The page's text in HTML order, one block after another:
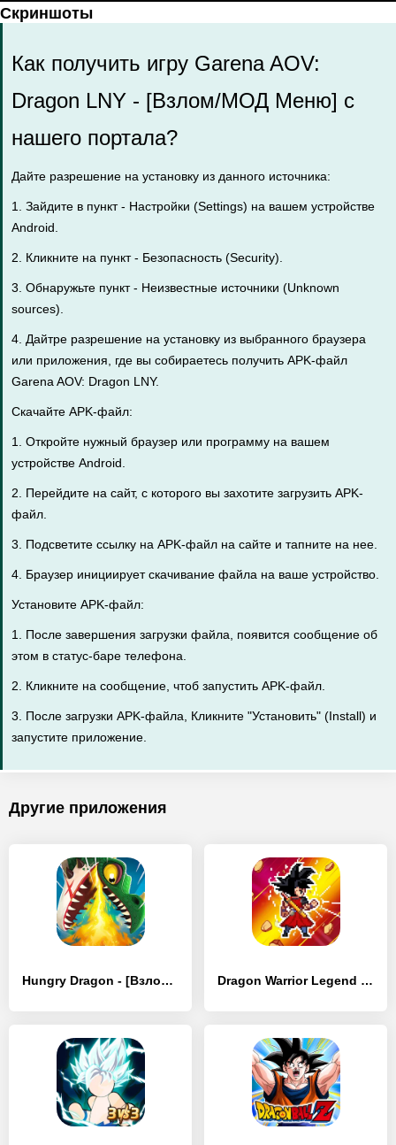
Скриншоты
Как получить игру Garena AOV:
Dragon LNY - [Взлом/МОД Меню] с
нашего портала?
Дайте разрешение на установку из данного источника:
1. Зайдите в пункт - Настройки (Settings) на вашем устройстве
Android.
2. Кликните на пункт - Безопасность (Security).
3. Обнаружьте пункт - Неизвестные источники (Unknown
sources).
4. Дайтре разрешение на установку из выбранного браузера
или приложения, где вы собираетесь получить APK-файл
Garena AOV: Dragon LNY.
Скачайте APK-файл:
1. Откройте нужный браузер или программу на вашем
устройстве Android.
2. Перейдите на сайт, с которого вы захотите загрузить APK-
файл.
3. Подсветите ссылку на APK-файл на сайте и тапните на нее.
4. Браузер инициирует скачивание файла на ваше устройство.
Установите APK-файл:
1. После завершения загрузки файла, появится сообщение об
этом в статус-баре телефона.
2. Кликните на сообщение, чтоб запустить APK-файл.
3. После загрузки APK-файла, Кликните "Установить" (Install) и
запустите приложение.
Другие приложения
Hungry Dragon - [Взлом/МОД Unlocked] Dragon Warrior Legend Champion - [Взлом/МОД Много денег]